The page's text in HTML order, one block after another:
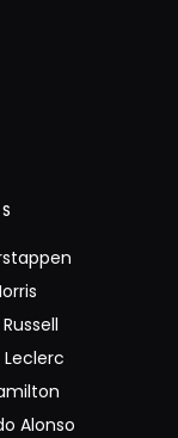
Alonso